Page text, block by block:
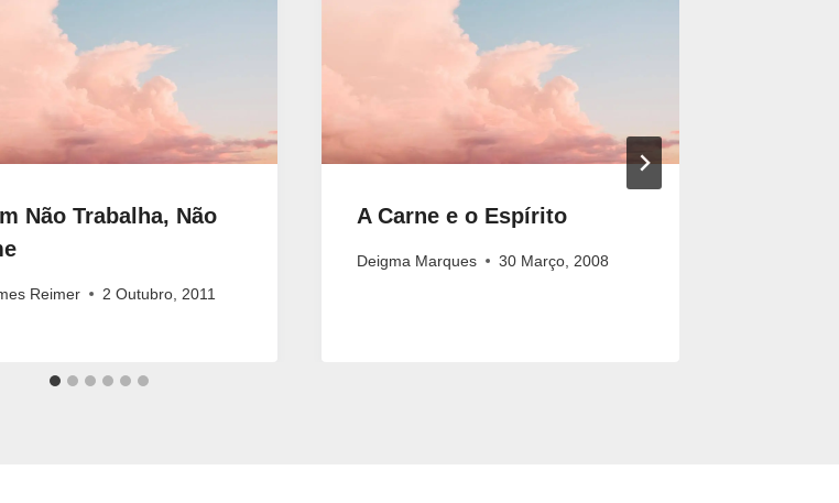
Não Trabalha, Não
Reimer 2 Outubro, 2011
A Carne e o Espírito
Deigma Marques 30 Março, 2008